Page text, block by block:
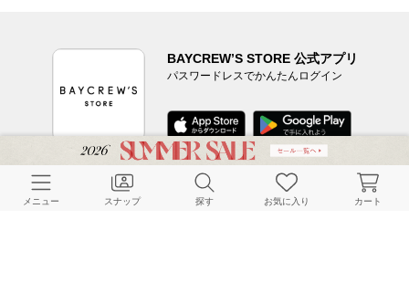
BAYCREW’S STORE 公式アプリ
パスワードレスでかんたんログイン
CUSTOMER SERVICE
メニュー スナップ 探す お気に入り カート